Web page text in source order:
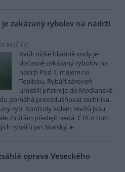
zakázaný rybolov na nádrži
(ČTK)
Kvůli nízké hladině vody je
dočasně zakázaný rybolov na
nádrži Pod 1. májem na
Teplicku. Rybáři zároveň
umístili přístroje do Modlanské
pomáhá provzdušňovat technika.
ryb. Kontroly kolem revírů jsou
ztrátám předejít nedá. ČTK o tom
rybářů Jan Skalský.
oprava Veseckého